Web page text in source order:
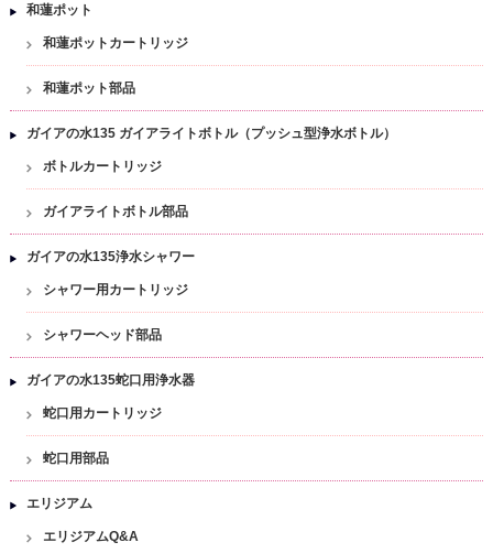
和蓮ポット
和蓮ポットカートリッジ
和蓮ポット部品
ガイアの水135 ガイアライトボトル（プッシュ型浄水ボトル）
ボトルカートリッジ
ガイアライトボトル部品
ガイアの水135浄水シャワー
シャワー用カートリッジ
シャワーヘッド部品
ガイアの水135蛇口用浄水器
蛇口用カートリッジ
蛇口用部品
エリジアム
エリジアムQ&A